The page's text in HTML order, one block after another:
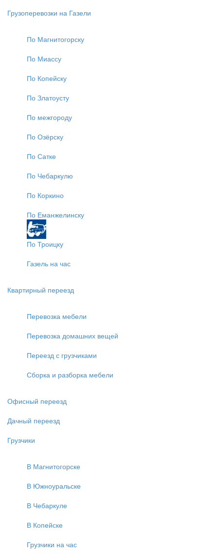
Грузоперевозки на Газели
По Магнитогорску
По Миассу
По Копейску
По Златоусту
По межгороду
По Озёрску
По Сатке
По Чебаркулю
По Коркино
По Еманжелинску
По Троицку
Газель на час
Квартирный переезд
Перевозка мебели
Перевозка домашних вещей
Переезд с грузчиками
Сборка и разборка мебели
Офисный переезд
Дачный переезд
Грузчики
В Магнитогорске
В Южноуральске
В Чебаркуле
В Копейске
Грузчики на час